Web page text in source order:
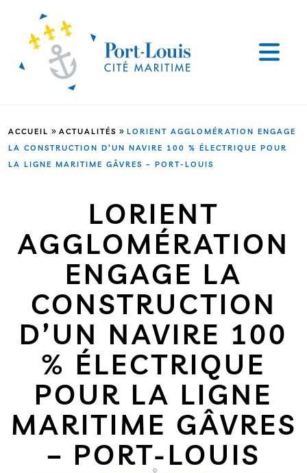
ACCUEIL » ACTUALITÉS » LORIENT AGGLOMÉRATION ENGAGE
LA CONSTRUCTION D’UN NAVIRE 100 % ÉLECTRIQUE POUR
LA LIGNE MARITIME GÂVRES – PORT-LOUIS
LORIENT
AGGLOMÉRATION
ENGAGE LA
CONSTRUCTION
D’UN NAVIRE 100
% ÉLECTRIQUE
POUR LA LIGNE
MARITIME GÂVRES
– PORT-LOUIS